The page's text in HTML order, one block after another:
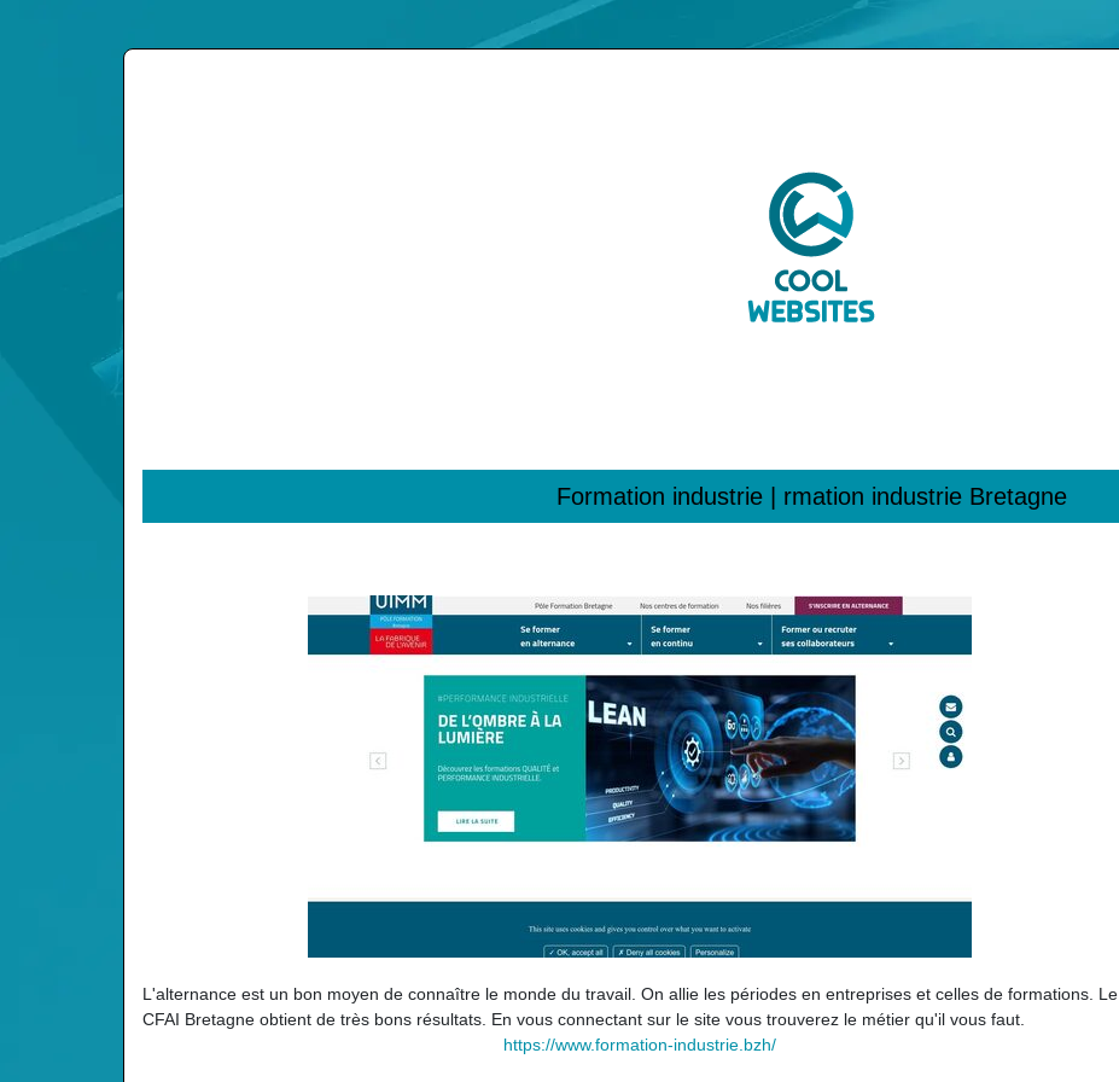
Formation industrie | rmation industrie Bretagne
L'alternance est un bon moyen de connaître le monde du travail. On allie les périodes en entreprises et celles de formations. Le
CFAI Bretagne obtient de très bons résultats. En vous connectant sur le site vous trouverez le métier qu'il vous faut.
https://www.formation-industrie.bzh/